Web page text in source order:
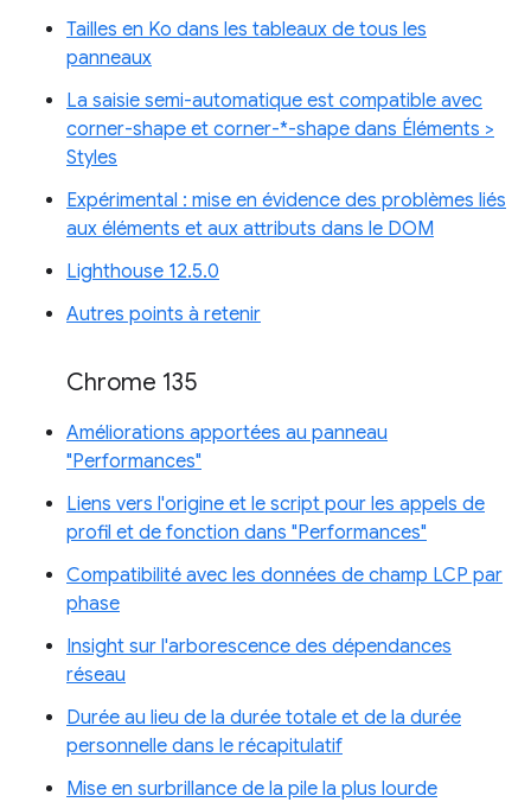
Tailles en Ko dans les tableaux de tous les
panneaux
La saisie semi-automatique est compatible avec
corner-shape et corner-*-shape dans Éléments >
Styles
Expérimental : mise en évidence des problèmes liés
aux éléments et aux attributs dans le DOM
Lighthouse 12.5.0
Autres points à retenir
Chrome 135
Améliorations apportées au panneau
"Performances"
Liens vers l'origine et le script pour les appels de
profil et de fonction dans "Performances"
Compatibilité avec les données de champ LCP par
phase
Insight sur l'arborescence des dépendances
réseau
Durée au lieu de la durée totale et de la durée
personnelle dans le récapitulatif
Mise en surbrillance de la pile la plus lourde